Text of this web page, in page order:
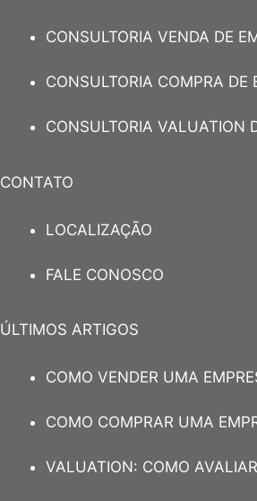
CONSULTORIA VENDA DE
CONSULTORIA COMPRA DE
CONSULTORIA VALUATION
CONTATO
LOCALIZAÇÃO
FALE CONOSCO
ÚLTIMOS ARTIGOS
COMO VENDER UMA
COMO COMPRAR UMA
VALUATION: COMO